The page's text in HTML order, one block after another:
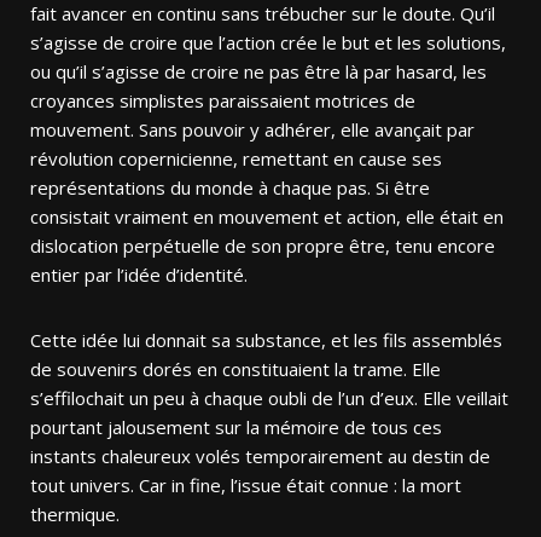
fait avancer en continu sans trébucher sur le doute. Qu’il
s’agisse de croire que l’action crée le but et les solutions,
ou qu’il s’agisse de croire ne pas être là par hasard, les
croyances simplistes paraissaient motrices de
mouvement. Sans pouvoir y adhérer, elle avançait par
révolution copernicienne, remettant en cause ses
représentations du monde à chaque pas. Si être
consistait vraiment en mouvement et action, elle était en
dislocation perpétuelle de son propre être, tenu encore
entier par l’idée d’identité.
Cette idée lui donnait sa substance, et les fils assemblés
de souvenirs dorés en constituaient la trame. Elle
s’effilochait un peu à chaque oubli de l’un d’eux. Elle veillait
pourtant jalousement sur la mémoire de tous ces
instants chaleureux volés temporairement au destin de
tout univers. Car in fine, l’issue était connue : la mort
thermique.